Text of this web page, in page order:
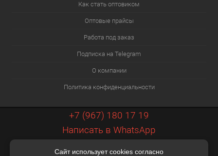
Сайт использует cookies согласно
Как стать оптовиком
Оптовые прайсы
Работа под заказ
Подписка на Telegram
О компании
Политика конфиденциальности
+7 (967) 180 17 19
Написать в WhatsApp